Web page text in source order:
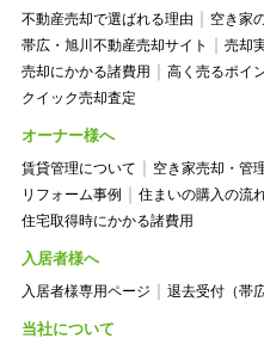
不動産売却で選ばれる理由
空き家
帯広・旭川不動産売却サイト
売却
売却にかかる諸費用
高く売るポイ
クイック売却査定
オーナー様へ
賃貸管理について 空き家売却・管
リフォーム事例
住まいの購入の流
住宅取得時にかかる諸費用
入居者様へ
入居者様専用ページ 退去受付（帯広
当社について